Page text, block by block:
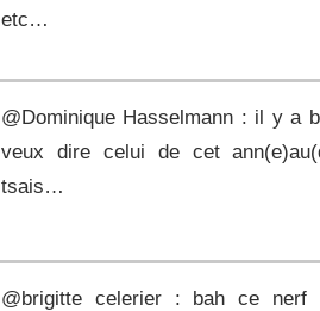
etc…
@Dominique Hasselmann : il y a
veux dire celui de cet
tsais…
@brigitte celerier : bah ce nerf